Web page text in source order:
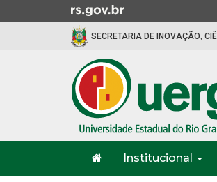
para
Ir
a
SECRETARIA DE INOVAÇÃO,
do
Institucional